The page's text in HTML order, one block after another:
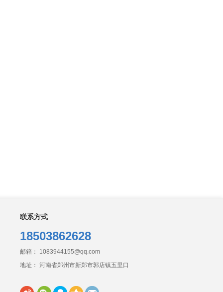
联系方式
18503862628
邮箱： 1083944155@qq.com
地址： 河南省郑州市新郑市郭店镇五里口